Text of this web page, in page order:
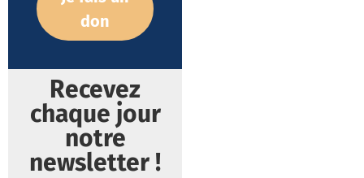
don
Recevez
chaque jour
notre
newsletter !